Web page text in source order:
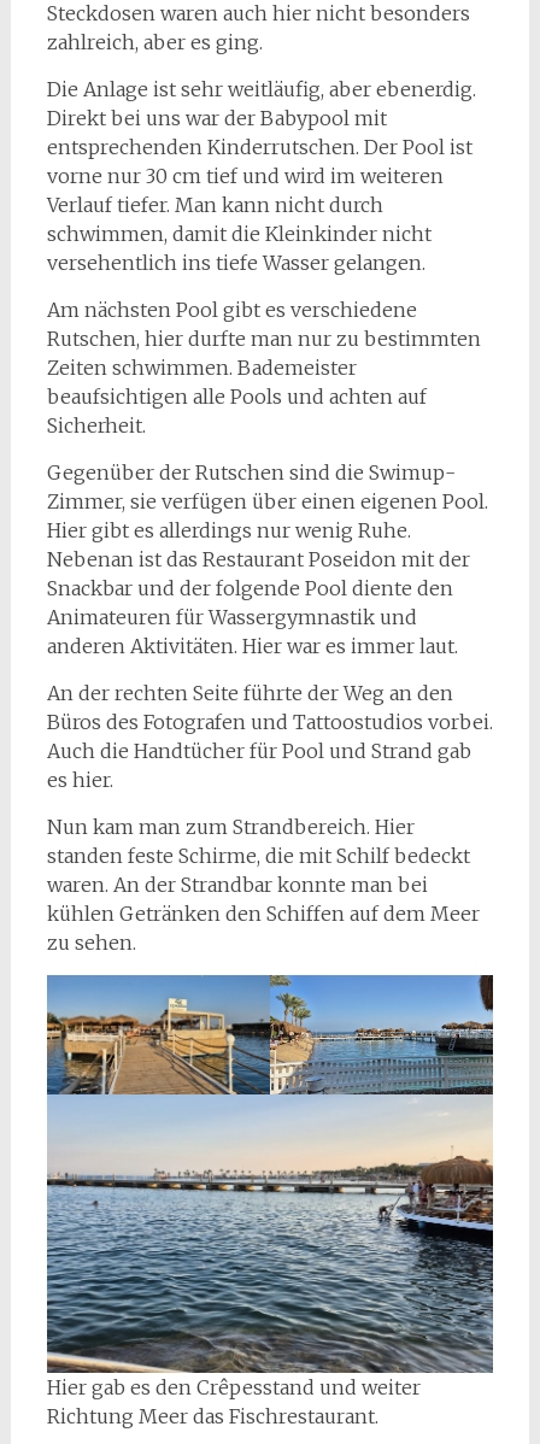
Steckdosen waren auch hier nicht besonders
zahlreich, aber es ging.
Die Anlage ist sehr weitläufig, aber ebenerdig.
Direkt bei uns war der Babypool mit
entsprechenden Kinderrutschen. Der Pool ist
vorne nur 30 cm tief und wird im weiteren
Verlauf tiefer. Man kann nicht durch
schwimmen, damit die Kleinkinder nicht
versehentlich ins tiefe Wasser gelangen.
Am nächsten Pool gibt es verschiedene
Rutschen, hier durfte man nur zu bestimmten
Zeiten schwimmen. Bademeister
beaufsichtigen alle Pools und achten auf
Sicherheit.
Gegenüber der Rutschen sind die Swimup-
Zimmer, sie verfügen über einen eigenen Pool.
Hier gibt es allerdings nur wenig Ruhe.
Nebenan ist das Restaurant Poseidon mit der
Snackbar und der folgende Pool diente den
Animateuren für Wassergymnastik und
anderen Aktivitäten. Hier war es immer laut.
An der rechten Seite führte der Weg an den
Büros des Fotografen und Tattoostudios vorbei.
Auch die Handtücher für Pool und Strand gab
es hier.
Nun kam man zum Strandbereich. Hier
standen feste Schirme, die mit Schilf bedeckt
waren. An der Strandbar konnte man bei
kühlen Getränken den Schiffen auf dem Meer
zu sehen.
Hier gab es den Crêpesstand und weiter
Richtung Meer das Fischrestaurant.